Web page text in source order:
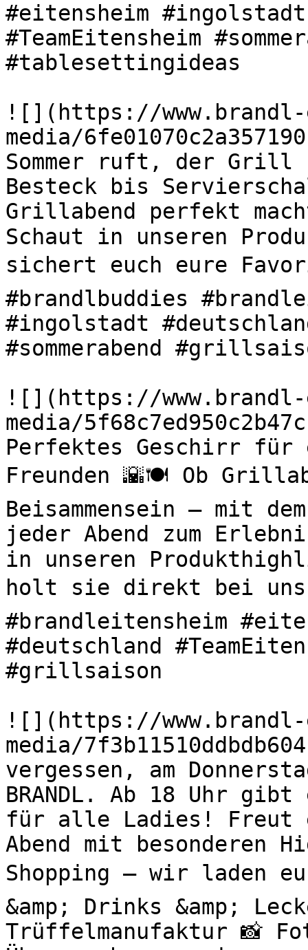
#eitensheim
#TeamEitensheim
#tablesettingideas
![](https://
media/
Sommer ruft, der Grill
Besteck bis
Grillabend perfekt
Schaut in unseren
sichert euch eure
#brandlbuddies
#ingolstadt
#sommerabend
![](https://
media/
Perfektes Geschirr für
Freunden 🌇🍽️ Ob
Beisammensein – mit
jeder Abend zum
in unseren
holt sie direkt bei uns
#brandleitensheim
#deutschland
#grillsaison
![](https://
media/
vergessen, am
BRANDL. Ab 18 Uhr
für alle Ladies! Freut
Abend mit besonderen
Shopping – wir laden
&amp; Drinks &amp;
Trüffelmanufaktur 📸